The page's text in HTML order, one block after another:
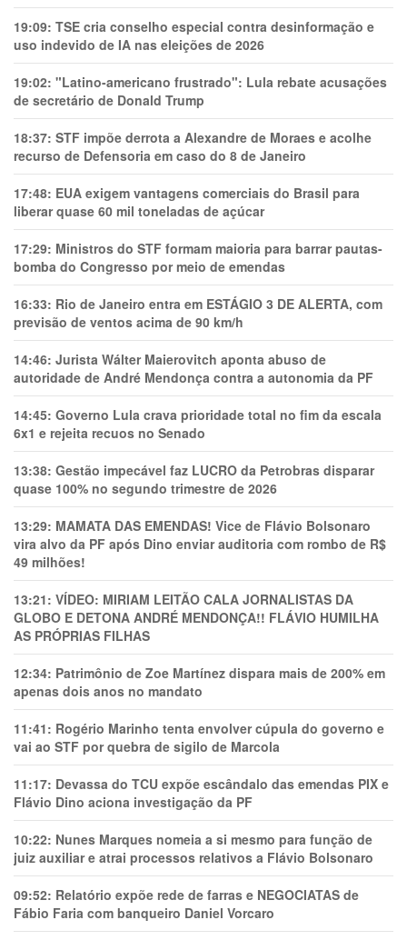
19:09: TSE cria conselho especial contra desinformação e
uso indevido de IA nas eleições de 2026
19:02: "Latino-americano frustrado": Lula rebate acusações
de secretário de Donald Trump
18:37: STF impõe derrota a Alexandre de Moraes e acolhe
recurso de Defensoria em caso do 8 de Janeiro
17:48: EUA exigem vantagens comerciais do Brasil para
liberar quase 60 mil toneladas de açúcar
17:29: Ministros do STF formam maioria para barrar pautas-
bomba do Congresso por meio de emendas
16:33: Rio de Janeiro entra em ESTÁGIO 3 DE ALERTA, com
previsão de ventos acima de 90 km/h
14:46: Jurista Wálter Maierovitch aponta abuso de
autoridade de André Mendonça contra a autonomia da PF
14:45: Governo Lula crava prioridade total no fim da escala
6x1 e rejeita recuos no Senado
13:38: Gestão impecável faz LUCRO da Petrobras disparar
quase 100% no segundo trimestre de 2026
13:29: MAMATA DAS EMENDAS! Vice de Flávio Bolsonaro
vira alvo da PF após Dino enviar auditoria com rombo de R$
49 milhões!
13:21: VÍDEO: MIRIAM LEITÃO CALA JORNALISTAS DA
GLOBO E DETONA ANDRÉ MENDONÇA!! FLÁVIO HUMILHA
AS PRÓPRIAS FILHAS
12:34: Patrimônio de Zoe Martínez dispara mais de 200% em
apenas dois anos no mandato
11:41: Rogério Marinho tenta envolver cúpula do governo e
vai ao STF por quebra de sigilo de Marcola
11:17: Devassa do TCU expõe escândalo das emendas PIX e
Flávio Dino aciona investigação da PF
10:22: Nunes Marques nomeia a si mesmo para função de
juiz auxiliar e atrai processos relativos a Flávio Bolsonaro
09:52: Relatório expõe rede de farras e NEGOCIATAS de
Fábio Faria com banqueiro Daniel Vorcaro